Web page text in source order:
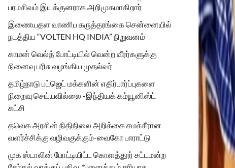
பரமசிவம் இயக்குனராக அறிமுகமாகிறார்
இணையதள வாணிப கருத்தரங்கை சென்னையில்
நடத்திய “VOLTEN HQ INDIA” நிறுவனம்
காமன் வெல்த் போட்டியில் வென்ற வீரர்களுக்கு
நினைவு பரிசு வழங்கிய முதல்வர்
தமிழ்நாடு பட்ஜெட் மக்களின் எதிர்பார்ப்புகளை
நிறைவு செய்யவில்லை -இந்தியக் கம்யூனிஸ்ட்
கட்சி
தவெக அரசின் நிதிநிலை அறிக்கை சமச்சீரான
வளர்ச்சிக்கு வழிவகுக்கும்-வைகோ பாராட்டு
முக ஸ்டாலின் போட்டியிட்ட கொளத்தூர் சட்டமன்ற